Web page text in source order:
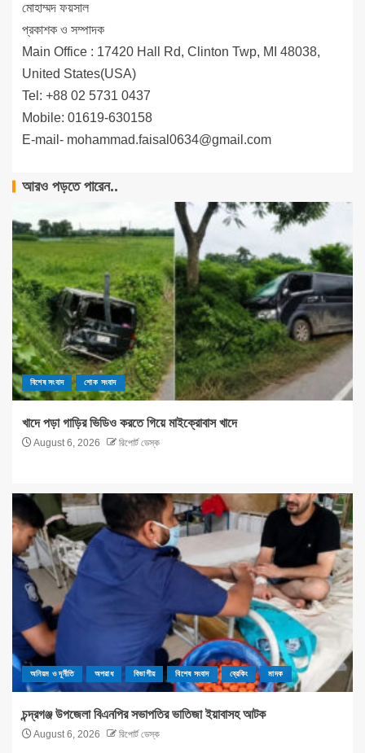
মোহাম্মদ ফয়সাল
প্রকাশক ও সম্পাদক
Main Office : 17420 Hall Rd, Clinton Twp, MI 48038,
United States(USA)
Tel: +88 02 5731 0437
Mobile: 01619-630158
E-mail- mohammad.faisal0634@gmail.com
আরও পড়তে পারেন..
বিশেষ সংবাদ শোক সংবাদ
খাদে পড়া গাড়ির ভিডিও করতে গিয়ে মাইক্রোবাস খাদে
August 6, 2026 রিপোর্ট ডেস্ক
অনিয়ম ও দূর্নীতি অপরাধ বিভাগীয় বিশেষ সংবাদ ব্রেকিং মাদক
চন্দ্রগঞ্জ উপজেলা বিএনপির সভাপতির ভাতিজা ইয়াবাসহ আটক
August 6, 2026 রিপোর্ট ডেস্ক